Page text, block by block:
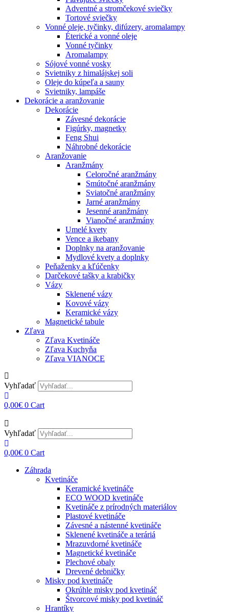
Adventné a stromčekové sviečky
Tortové sviečky
Vonné oleje, tyčinky, difúzery, aromalampy
Éterické a vonné oleje
Vonné tyčinky
Aromalampy
Sójové vonné vosky
Svietniky z himalájskej soli
Oleje do kúpeľa a sauny
Svietniky, lampáše
Dekorácie a aranžovanie
Dekorácie
Závesné dekorácie
Figúrky, magnetky
Feng Shui
Náhrobné dekorácie
Aranžovanie
Aranžmány
Celoročné aranžmány
Smútočné aranžmány
Sviatočné aranžmány
Jarné aranžmány
Jesenné aranžmány
Vianočné aranžmány
Umelé kvety
Vence a ikebany
Doplnky na aranžovanie
Mydlové kvety a doplnky
Peňaženky a kľúčenky
Darčekové tašky a krabičky
Vázy
Sklenené vázy
Kovové vázy
Keramické vázy
Magnetické tabule
Zľava
Zľava Kvetináče
Zľava Kuchyňa
Zľava VIANOCE
Vyhľadať
0,00€ 0 Cart
Vyhľadať
0,00€ 0 Cart
Záhrada
Kvetináče
Keramické kvetináče
ECO WOOD kvetináče
Kvetináče z prírodných materiálov
Plastové kvetináče
Závesné a nástenné kvetináče
Sklenené kvetináče a teráriá
Mrazuvdorné kvetináče
Magnetické kvetináče
Plechové obaly
Drevené debničky
Misky pod kvetináče
Okrúhle misky pod kvetináč
Štvorcové misky pod kvetináč
Hrantíky